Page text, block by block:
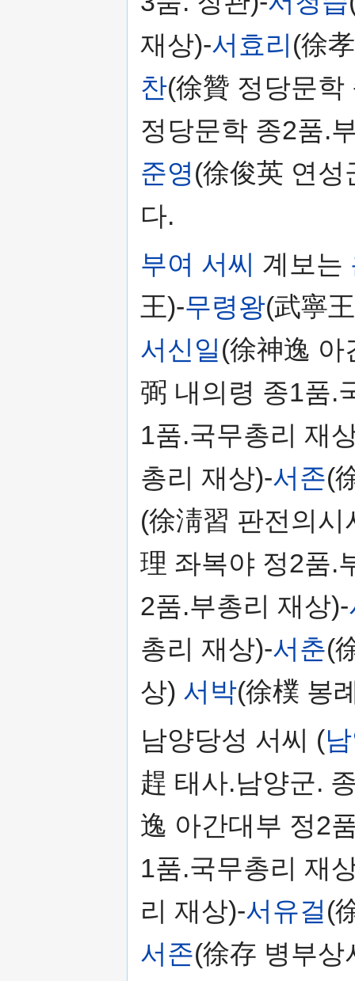
재상)-서효리 (徐
찬(徐贊 정당문학
정당문학 종2품.
준영(徐俊英 연
다.
부여 서씨 계보는
王)-무령왕(武寧
서신일(徐神逸 아
弼 내의령 종1품.
1품.국무총리 재
총리 재상)-서존(
(徐淸習 판전의
理 좌복야 정2품.
2품.부총리 재상)-
총리 재상)-서춘(
상) 서박(徐樸 봉
남양당성 서씨 (
趕 태사.남양군.
逸 아간대부 정2
1품.국무총리 재
리 재상)-서유걸(
서존(徐存 병부상